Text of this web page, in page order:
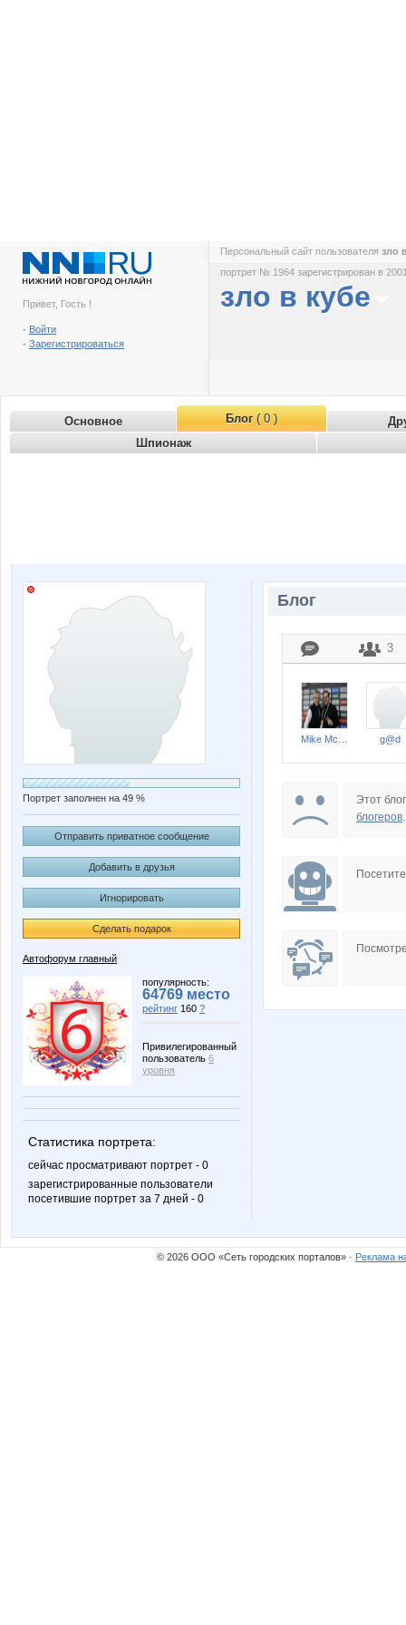
Привет, Гость !
- Войти
- Зарегистрироваться
Персональный сайт пользователя зло
портрет № 1964 зарегистрирован в
зло в кубе
Основное Блог( 0 )
Шпионаж
Портрет заполнен на 49 %
Отправить приватное сообщение
Добавить в друзья
Игнорировать
Сделать подарок
Автофорум главный
популярность:
64769 место
рейтинг 160 ?
Привилегированный
пользователь 6
уровня
Статистика портрета:
сейчас просматривают портрет - 0
зарегистрированные пользователи
посетившие портрет за 7 дней - 0
Блог
3
g@d
Этот
блогеров.
© 2026 ООО «Сеть городских порталов» · Реклама